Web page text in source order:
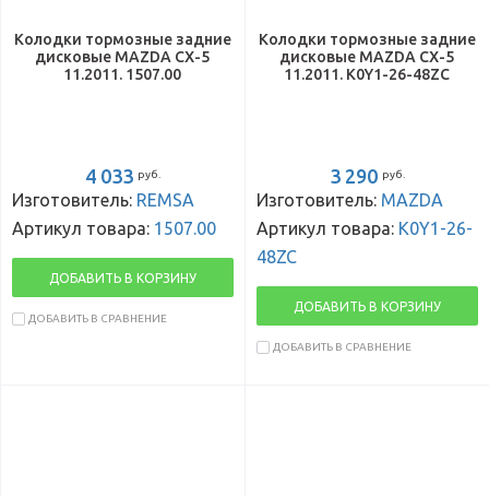
Колодки тормозные задние
дисковые MAZDA CX-5
11.2011. 1507.00
4 033 руб.
Изготовитель: REMSA
Артикул товара: 1507.00
ДОБАВИТЬ В КОРЗИНУ
ДОБАВИТЬ В СРАВНЕНИЕ
Колодки тормозные задние
дисковые MAZDA CX-5
11.2011. K0Y1-26-48ZC
3 290 руб.
Изготовитель: MAZDA
Артикул товара: K0Y1-26-
48ZC
ДОБАВИТЬ В КОРЗИНУ
ДОБАВИТЬ В СРАВНЕНИЕ